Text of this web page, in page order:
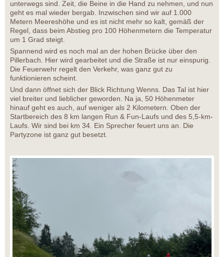
unterwegs sind. Zeit, die Beine in die Hand zu nehmen, und nun
geht es mal wieder bergab. Inzwischen sind wir auf 1.000
Metern Meereshöhe und es ist nicht mehr so kalt, gemäß der
Regel, dass beim Abstieg pro 100 Höhenmetern die Temperatur
um 1 Grad steigt.
Spannend wird es noch mal an der hohen Brücke über den
Pillerbach. Hier wird gearbeitet und die Straße ist nur einspurig.
Die Feuerwehr regelt den Verkehr, was ganz gut zu
funktionieren scheint.
Und dann öffnet sich der Blick Richtung Wenns. Das Tal ist hier
viel breiter und lieblicher geworden. Na ja, 50 Höhenmeter
hinauf geht es auch, auf weniger als 2 Kilometern. Oben der
Startbereich des 8 km langen Run & Fun-Laufs und des 5,5-km-
Laufs. Wir sind bei km 34. Ein Sprecher feuert uns an. Die
Partyzone ist ganz gut besetzt.